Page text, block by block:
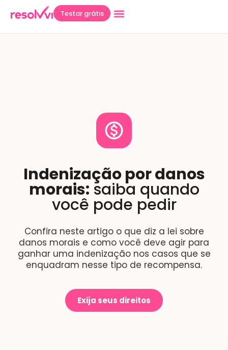
Testar grátis
Indenização por danos
morais: saiba quando
você pode pedir
Confira neste artigo o que diz a lei sobre
danos morais e como você deve agir para
ganhar uma indenização nos casos que se
enquadram nesse tipo de recompensa.
Exija seus direitos